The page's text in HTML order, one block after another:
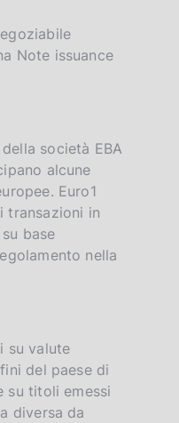
Note issuance
società EBA
alcune
Euro1
transazioni in
base
nella
su valute
del paese di
su titoli emessi
diversa da